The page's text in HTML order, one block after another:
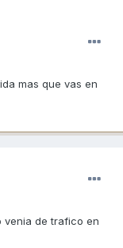
mas que vas en
venia de trafico en